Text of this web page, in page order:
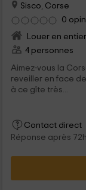
Sisco, Corse
0
Louer en entier
4 personnes
Aimez-vous la
reveiller en face
à ce gîte très...
Contact direct
Réponse après 72h